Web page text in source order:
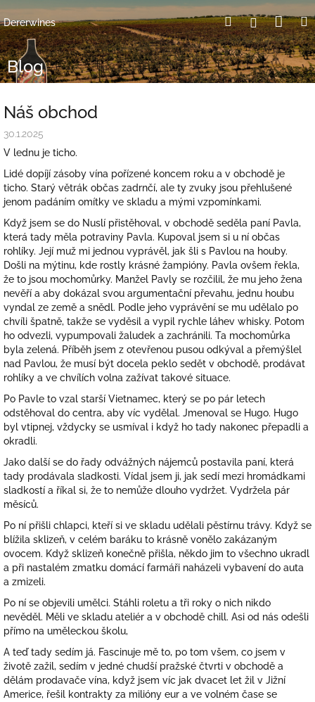
na
obsah
Dererwines HledatPřihlášení
Blog
Náš obchod
30.1.2025
V lednu je ticho.
Lidé dopíjí zásoby vína pořízené koncem roku a v obchodě je
ticho. Starý větrák občas zadrnčí, ale ty zvuky jsou přehlušené
jenom padáním omítky ve skladu a mými vzpomínkami.
Když jsem se do Nuslí přistěhoval, v obchodě seděla paní Pavla,
která tady měla potraviny Pavla. Kupoval jsem si u ní občas
rohlíky. Její muž mi jednou vyprávěl, jak šli s Pavlou na houby.
Došli na mýtinu, kde rostly krásné žampióny. Pavla ovšem řekla,
že to jsou mochomůrky. Manžel Pavly se rozčilil, že mu jeho žena
nevěří a aby dokázal svou argumentační převahu, jednu houbu
vyndal ze země a snědl. Podle jeho vyprávění se mu udělalo po
chvíli špatně, takže se vyděsil a vypil rychle láhev whisky. Potom
ho odvezli, vypumpovali žaludek a zachránili. Ta mochomůrka
byla zelená. Příběh jsem z otevřenou pusou odkýval a přemýšlel
nad Pavlou, že musí být docela peklo sedět v obchodě, prodávat
rohlíky a ve chvílích volna zažívat takové situace.
Po Pavle to vzal starší Vietnamec, který se po pár letech
odstěhoval do centra, aby víc vydělal. Jmenoval se Hugo. Hugo
byl vtipnej, vždycky se usmíval i když ho tady nakonec přepadli a
okradli.
Jako další se do řady odvážných nájemců postavila paní, která
tady prodávala sladkosti. Vídal jsem ji, jak sedí mezi hromádkami
sladkostí a říkal si, že to nemůže dlouho vydržet. Vydržela pár
měsíců.
Po ní přišli chlapci, kteří si ve skladu udělali pěstírnu trávy. Když se
blížila sklizeň, v celém baráku to krásně vonělo zakázaným
ovocem. Když sklizeň konečně přišla, někdo jim to všechno ukradl
a při nastalém zmatku domácí farmáři naházeli vybavení do auta
a zmizeli.
Po ní se objevili umělci. Stáhli roletu a tři roky o nich nikdo
nevěděl. Měli ve skladu ateliér a v obchodě chill. Asi od nás odešli
přímo na uměleckou školu,
A teď tady sedím já. Fascinuje mě to, po tom všem, co jsem v
životě zažil, sedím v jedné chudší pražské čtvrti v obchodě a
dělám prodavače vína, když jsem víc jak dvacet let žil v Jižní
Americe, řešil kontrakty za milióny eur a ve volném čase se